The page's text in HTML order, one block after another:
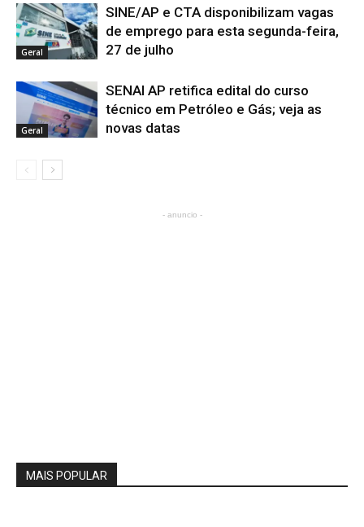
Geral
SINE/AP e CTA disponibilizam vagas
de emprego para esta segunda-feira,
27 de julho
Geral
SENAI AP retifica edital do curso
técnico em Petróleo e Gás; veja as
novas datas
- anuncio -
MAIS POPULAR